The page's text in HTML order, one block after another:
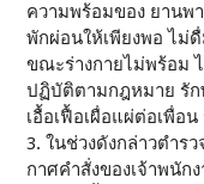
ความพร้อมของ ยานพ
พักผ่อนให้เพียงพอ ไม่
ขณะร่างกายไม่พร้อม
ปฏิบัติตามกฎหมาย รัก
เอื้อเฟื้อเผื่อแผ่ต่อเพื่อน
3. ในช่วงดังกล่าวตําร
กาศคําสั่งของเจ้าพนัก